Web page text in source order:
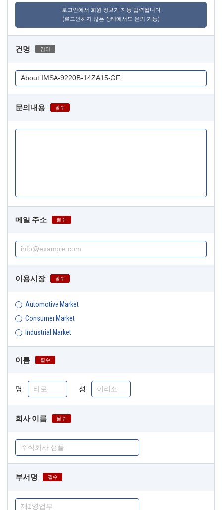
로그인에서 회원 정보가 자동 입력됩니다
(로그인하지 않은 상태에서도 문의 가능)
건명 임의
문의내용 필수
메일 주소 필수
이용시장 필수
Automotive Market
Consumer Market
Industrial Market
이름 필수
명 성
회사 이름 필수
부서명 필수